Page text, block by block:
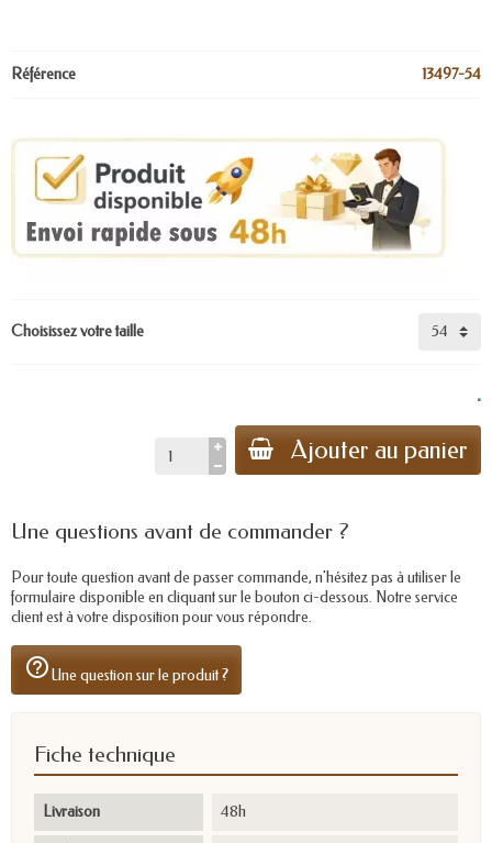
Référence 13497-54
Choisissez votre taille
.
Ajouter au panier
Une questions avant de commander ?
Pour toute question avant de passer commande, n'hésitez pas à utiliser le
formulaire disponible en cliquant sur le bouton ci-dessous. Notre service
client est à votre disposition pour vous répondre.
help_outlineUne question sur le produit ?
Fiche technique
Livraison 48h